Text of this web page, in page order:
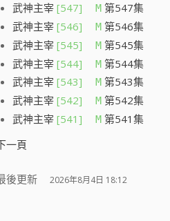
武神主宰 [547] M 第547集
武神主宰 [546] M 第546集
武神主宰 [545] M 第545集
武神主宰 [544] M 第544集
武神主宰 [543] M 第543集
武神主宰 [542] M 第542集
武神主宰 [541] M 第541集
一頁
後更新 2026年8月4日 18:12